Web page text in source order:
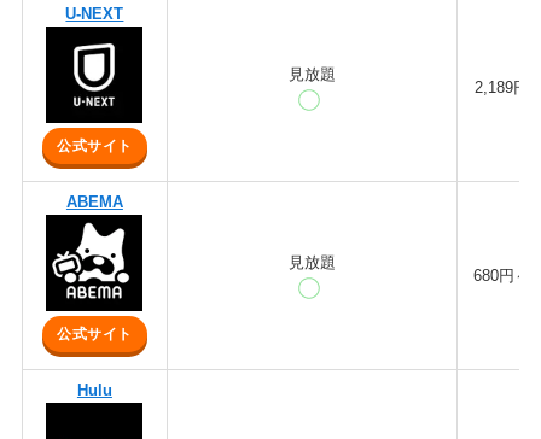
U-NEXT
公式サイト
見放題
2,189円
ABEMA
公式サイト
見放題
680円～
Hulu